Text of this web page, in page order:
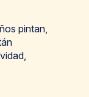
pintan,